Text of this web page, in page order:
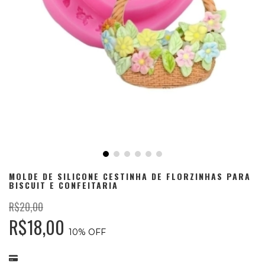
MOLDE DE SILICONE CESTINHA DE FLORZINHAS PARA
BISCUIT E CONFEITARIA
R$20,00
R$18,00 10% OFF